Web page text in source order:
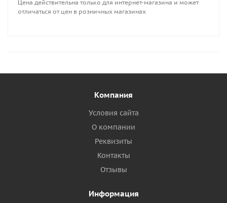
Цена действительна только для интернет-магазина и может
отличаться от цен в розничных магазинах
Компания
Условия сайта
О компании
Реквизиты
Контакты
Отзывы
Информация